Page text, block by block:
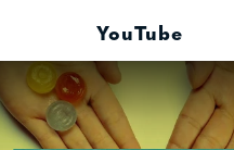
YouTube